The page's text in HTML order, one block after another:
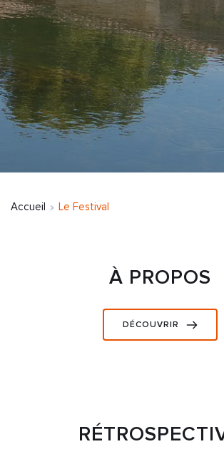
Accueil Le Festival
À PROPOS
DÉCOUVRIR